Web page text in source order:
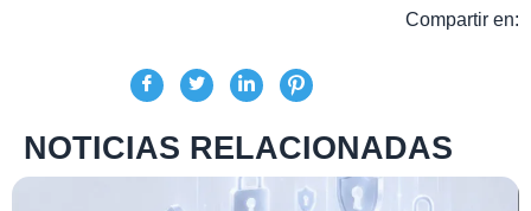
Compartir en:
NOTICIAS RELACIONADAS